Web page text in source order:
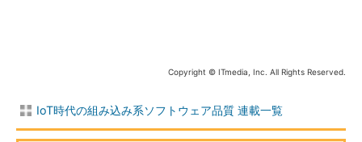
Copyright © ITmedia, Inc. All Rights Reserved.
IoT時代の組み込み系ソフトウェア品質 連載一覧